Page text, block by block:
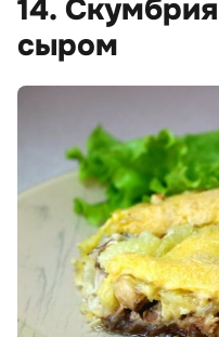
14.
сыром